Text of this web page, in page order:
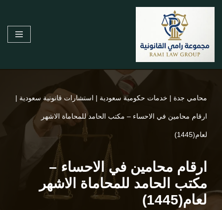
إلى
المحتوى
محامي جدة | خدمات حكومية سعودية | استشارات قانونية سعودية |
ارقام محامين في الاحساء – مكتب الحامد للمحاماة الاشهر
لعام(1445)
ارقام محامين في الاحساء –
مكتب الحامد للمحاماة الاشهر
لعام(1445)